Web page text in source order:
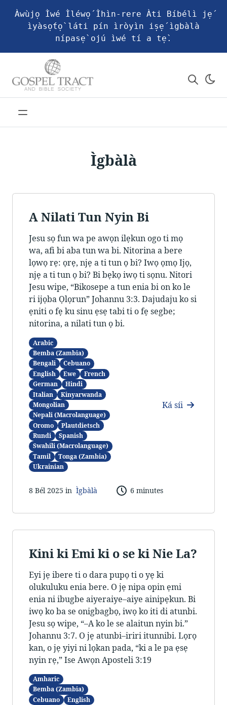
Àwùjọ Ìwé Ìléwọ́ Ìhìn-rere Àti Bíbélì jẹ́
ìyàsọ́tọ̀ láti pín ìròyìn iṣẹ́ ìgbàlà
nípasẹ̀ ojú ìwé tí a tẹ̀.
Ìgbàlà
A Nilati Tun Nyin Bi
Jesu sọ fun wa pe awọn ilẹkun ogo ti mọ
wa, afi bi aba tun wa bi. Nitorina a bere
lọwọ rẹ: ọrẹ, njẹ a ti tun ọ bi? Iwọ ọmọ Ijọ,
njẹ a ti tun ọ bi? Bi bẹkọ iwọ ti sọnu. Nitori
Jesu wipe, “Bikosepe a tun enia bi on ko le
ri ijọba Ọlọrun” Johannu 3:3. Dajudaju ko si
ẹniti o fẹ ku sinu ẹsẹ tabi ti o fẹ segbe;
nitorina, a nilati tun ọ bi.
Arabic
Bemba (Zambia)
Bengali
Cebuano
English
Ewe
French
German
Hindi
Italian
Kinyarwanda
Mongolian
Nepali (Macrolanguage)
Oromo
Plautdietsch
Rundi
Spanish
Swahili (Macrolanguage)
Tamil
Tonga (Zambia)
Ukrainian
Ká síi
8 Bél 2025 in Ìgbàlà 6 minutes
Kini ki Emi ki o se ki Nie La?
Eyi jẹ ibere ti o dara pupọ ti o yẹ ki
olukuluku enia bere. O jẹ nipa opin ẹmi
enia ni ibugbe aiyeraiye–aiye ainipẹkun. Bi
iwọ ko ba se onigbagbọ, iwọ ko iti di atunbi.
Jesu sọ wipe, “–A ko le se alaitun nyin bi.”
Johannu 3:7. O jẹ atunbi–iriri itunnibi. Lọrọ
kan, o jẹ yiyi ni lọkan pada, “ki a le pa ẹsẹ
nyin rẹ,” Ise Awọn Aposteli 3:19
Amharic
Bemba (Zambia)
Cebuano
English